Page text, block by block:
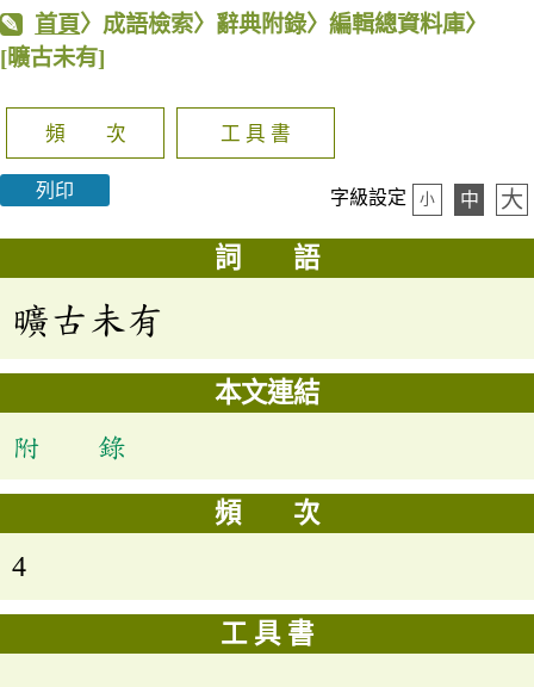
首頁〉成語檢索〉辭典附錄〉編輯總資料庫〉
[曠古未有]
頻 次 工 具 書
列印 字級設定 小 中 大
詞 語
曠古未有
本文連結
附 錄
頻 次
4
工 具 書